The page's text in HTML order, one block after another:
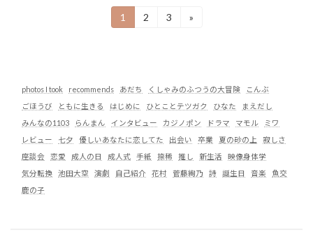
ペ
ー
ジ
送
り
固
定
1
固
2
固
3 »
photos I took recommends あだち くしゃみのふつうの大冒険
こんぶ
ごほうび
ともに生きる はじめに ひとことテツガク ひなた
まえだし
みんなの1103
らんまん インタビュー カジノポン ドラマ マモル
ミワ
レビュー
七夕 優しいあなたに恋してた 出会い 卒業 夏の砂の上
寂しさ
座談会
恋愛 成人の日 成人式 手紙 捺稀 推し 新生活
映像身体学
気分転換
池田大空 演劇 自己紹介 花村 菅藤絢乃 詩 誕生日 音楽
魚交
鹿の子